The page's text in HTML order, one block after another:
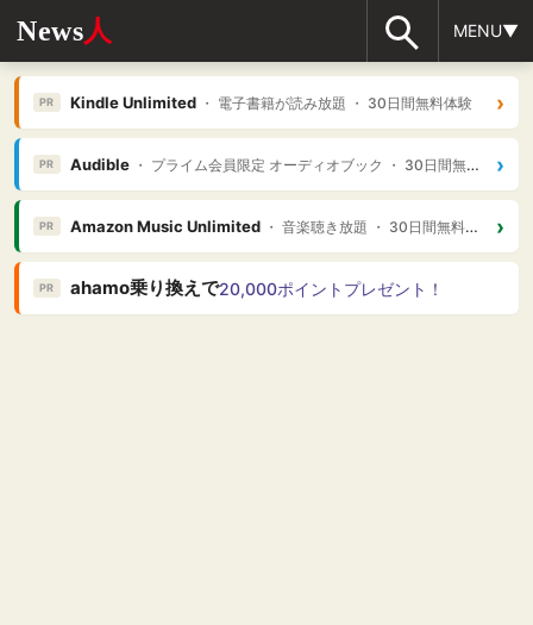
News人 MENU▼
PR Kindle Unlimited・ 電子書籍が読み放題 ・ 30日間無料体験 ›
PR Audible・ プライム会員限定 オーディオブック ・ 30日間無料体験 ›
PR Amazon Music Unlimited・ 音楽聴き放題 ・ 30日間無料体験 ›
PR ahamo乗り換えで20,000ポイントプレゼント！